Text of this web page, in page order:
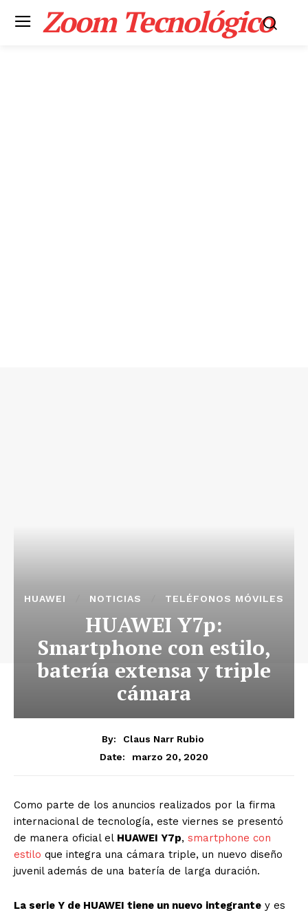
Zoom Tecnológico
HUAWEI NOTICIAS TELÉFONOS MÓVILES
HUAWEI Y7p:
Smartphone con estilo,
batería extensa y triple
cámara
By:
Claus Narr Rubio
Date:
marzo 20, 2020
Como parte de los anuncios realizados por la firma
internacional de tecnología, este viernes se presentó
de manera oficial el HUAWEI Y7p, smartphone con
estilo que integra una cámara triple, un nuevo diseño
juvenil además de una batería de larga duración.
La serie Y de HUAWEI tiene un nuevo integrante y es